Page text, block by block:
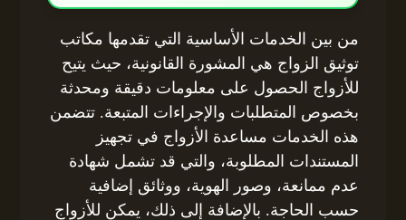
من بين الخدمات الأساسية التي تقدمها مكاتب
توثيق الزواج هي المشورة القانونية، حيث يتيح
للأزواج الحصول على معلومات دقيقة ومحدثة
بخصوص المتطلبات والإجراءات المتبعة. تتضمن
هذه الخدمات مساعدة الأزواج في تجهيز
المستندات المطلوبة، والتي قد تشمل شهادة
عدم ممانعة، وصور الهوية، ووثائق إضافية
حسب الحاجة. بالإضافة إلى ذلك، يمكن للأزواج